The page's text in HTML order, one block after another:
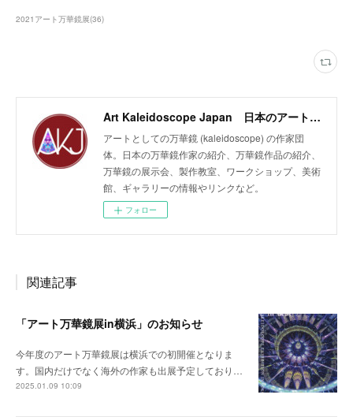
2021アート万華鏡展(36)
Art Kaleidoscope Japan 日本のアート万華鏡の作家団体
アートとしての万華鏡 (kaleidoscope) の作家団
体。日本の万華鏡作家の紹介、万華鏡作品の紹介、
万華鏡の展示会、製作教室、ワークショップ、美術
館、ギャラリーの情報やリンクなど。
フォロー
関連記事
「アート万華鏡展in横浜」のお知らせ
今年度のアート万華鏡展は横浜での初開催となりま
す。国内だけでなく海外の作家も出展予定しており…
2025.01.09 10:09